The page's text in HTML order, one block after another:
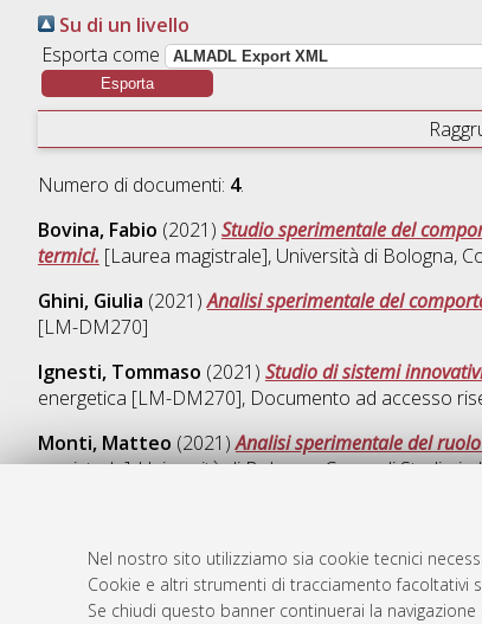
Nel nostro sito utilizziamo sia cookie tecnici
Cookie e altri strumenti di tracciamento facoltativi
Se chiudi questo banner continuerai la
Su di un livello
Esporta come
Numero di documenti: 4.
Bovina, Fabio (2021) Studio sperimentale del
termici. [Laurea magistrale], Università di Bologna,
Ghini, Giulia (2021)Analisi sperimentale del
[LM-DM270]
Ignesti, Tommaso (2021) Studio di sistemi
energetica [LM-DM270], Documento ad accesso
Monti, Matteo (2021)Analisi sperimentale del
magistrale], Università di Bologna, Corso di Studio in
Atom